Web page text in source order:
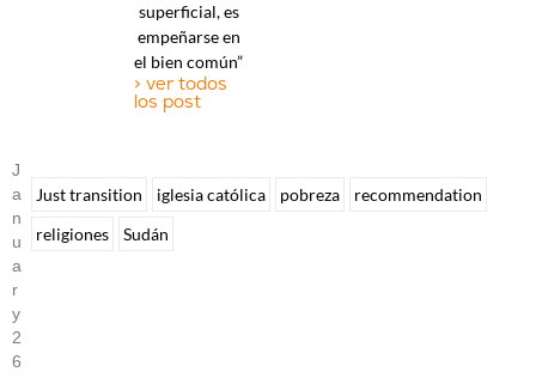
superficial, es
empeñarse en
el bien común”
> ver todos
los post
J
A
N
U
A
R
Y
2
6
Just transition iglesia católica pobreza
recommendation
religiones
Sudán